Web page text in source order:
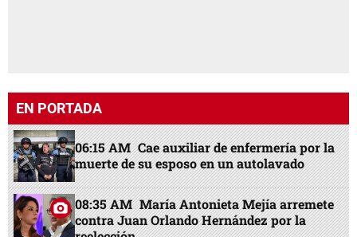
EN PORTADA
06:15 AM Cae auxiliar de enfermería por la
muerte de su esposo en un autolavado
08:35 AM María Antonieta Mejía arremete
contra Juan Orlando Hernández por la